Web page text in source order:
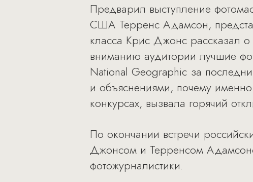
Предварил выступление
США Терренс Адамсон,
класса Крис Джонс рассказал о
вниманию аудитории лучшие
National Geographic за
и объяснениями, почему
конкурсах, вызвала горячий
По окончании встречи
Джонсом и Терренсом
фотожурналистики.